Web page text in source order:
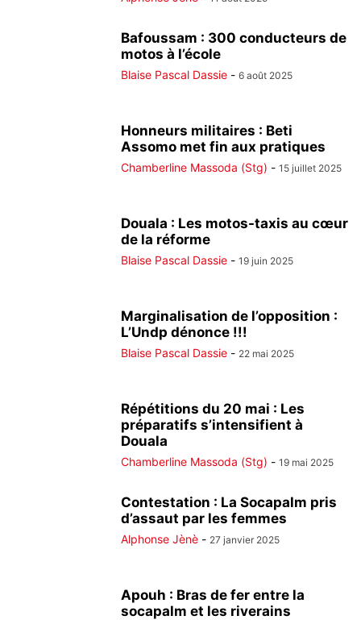
Bafoussam : 300 conducteurs de
motos à l’école
Blaise Pascal Dassie - 6 août 2025
Honneurs militaires : Beti
Assomo met fin aux pratiques
Chamberline Massoda (Stg) - 15 juillet 2025
Douala : Les motos-taxis au cœur
de la réforme
Blaise Pascal Dassie - 19 juin 2025
Marginalisation de l’opposition :
L’Undp dénonce !!!
Blaise Pascal Dassie - 22 mai 2025
Répétitions du 20 mai : Les
préparatifs s’intensifient à
Douala
Chamberline Massoda (Stg) - 19 mai 2025
Contestation : La Socapalm pris
d’assaut par les femmes
Alphonse Jènè - 27 janvier 2025
Apouh : Bras de fer entre la
socapalm et les riverains